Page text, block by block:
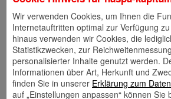
seit 5 Jahren:
Wir verwenden Cookies, um Ihnen die
Internetauftritten optimal zur Verfügung
hinaus verwenden wir Cookies, die
Statistikzwecken, zur
personalisierter Inhalte genutzt werden.
Informationen über Art, Herkunft und
finden Sie in unserer Erklärung zum
auf „Einstellungen anpassen“ können Sie